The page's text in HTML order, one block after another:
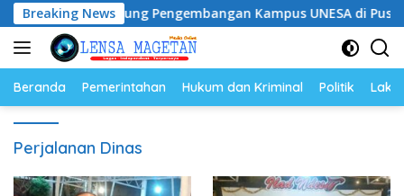
Langsung
ke
konten
Breaking News
Dukung Pengembangan Kampus UNESA di Pusat
Beranda Pemerintahan Hukum dan Kriminal Politik
Perjalanan Dinas